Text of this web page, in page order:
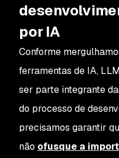
por IA
Conforme
ferramentas de IA,
ser parte integrante
do processo de
precisamos garantir
não ofusque a